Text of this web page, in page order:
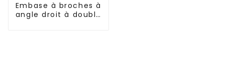
Embase à broches à
angle droit à double